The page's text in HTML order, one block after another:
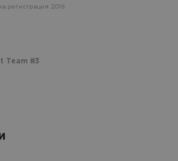
регистрация 2016
Team #3